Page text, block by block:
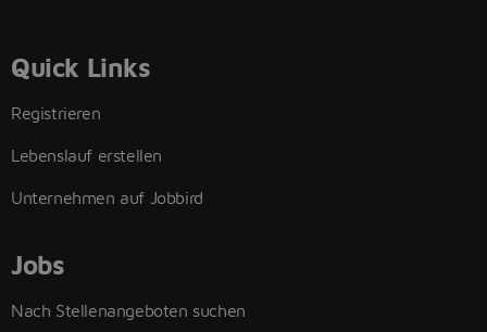
Quick Links
Registrieren
Lebenslauf erstellen
Unternehmen auf Jobbird
Jobs
Nach Stellenangeboten suchen